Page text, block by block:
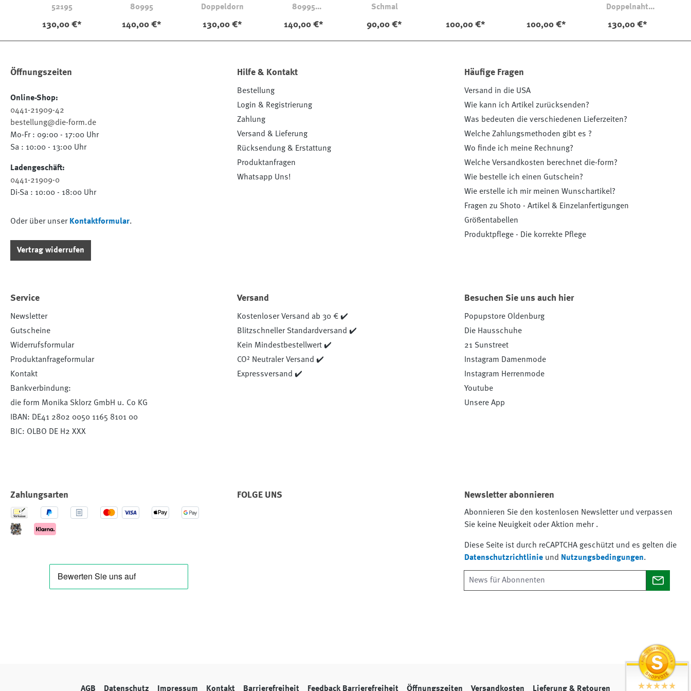
52195
130,00 €*
80995
140,00 €*
Doppeldorn
130,00 €*
80995
140,00 €*
Schmal
90,00 €* 100,00 €* 100,00 €*
Doppelnaht
130,00 €*
Öffnungszeiten
Online-Shop:
0441-21909-42
bestellung@die-form.de
Mo-Fr : 09:00 - 17:00 Uhr
Sa : 10:00 - 13:00 Uhr
Ladengeschäft:
0441-21909-0
Di-Sa : 10:00 - 18:00 Uhr
Oder über unser Kontaktformular.
Vertrag widerrufen
Hilfe & Kontakt
Bestellung
Login & Registrierung
Zahlung
Versand & Lieferung
Rücksendung & Erstattung
Produktanfragen
Whatsapp Uns!
Häufige Fragen
Versand in die USA
Wie kann ich Artikel zurücksenden?
Was bedeuten die verschiedenen Lieferzeiten?
Welche Zahlungsmethoden gibt es ?
Wo finde ich meine Rechnung?
Welche Versandkosten berechnet die-form?
Wie bestelle ich einen Gutschein?
Wie erstelle ich mir meinen Wunschartikel?
Fragen zu Shoto - Artikel & Einzelanfertigungen
Größentabellen
Produktpflege - Die korrekte Pflege
Service
Newsletter
Gutscheine
Widerrufsformular
Produktanfrageformular
Kontakt
Bankverbindung:
die form Monika Sklorz GmbH u. Co KG
IBAN: DE41 2802 0050 1165 8101 00
BIC: OLBO DE H2 XXX
Versand
Kostenloser Versand ab 30 € ✔️
Blitzschneller Standardversand ✔️
Kein Mindestbestellwert ✔️
CO² Neutraler Versand ✔️
Expressversand ✔️
Besuchen Sie uns auch hier
Popupstore Oldenburg
Die Hausschuhe
21 Sunstreet
Instagram Damenmode
Instagram Herrenmode
Youtube
Unsere App
Zahlungsarten FOLGE UNS Newsletter abonnieren
Abonnieren Sie den kostenlosen Newsletter und verpassen
Sie keine Neuigkeit oder Aktion mehr .
Diese Seite ist durch reCAPTCHA geschützt und es gelten die
Datenschutzrichtlinieund Nutzungsbedingungen.
AGB Datenschutz Impressum Kontakt Barrierefreiheit Feedback Barrierefreiheit Öffnungszeiten Versandkosten Lieferung & Retouren